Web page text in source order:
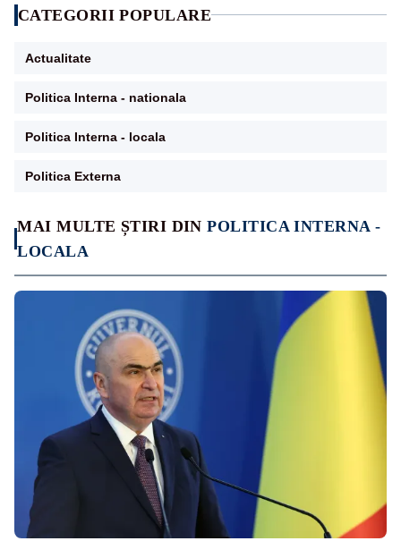
MAI MULTE ȘTIRI DINPOLITICA INTERNA -
LOCALA
CATEGORII POPULARE
Actualitate
Politica Interna - nationala
Politica Interna - locala
Politica Externa